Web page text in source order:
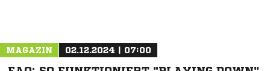
MAGAZIN 02.12.2024 | 07:00